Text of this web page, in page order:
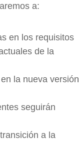
a:
en los requisitos
de la
la nueva versión
seguirán
a la